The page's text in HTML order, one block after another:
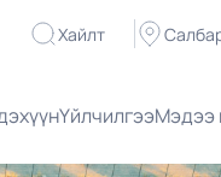
Хайлт
ҮйлчилгээМэдээ